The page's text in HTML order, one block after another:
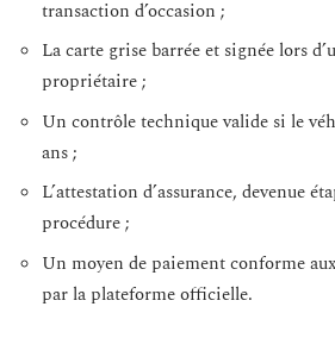
transaction d’occasion ;
La carte grise barrée et signée lors
propriétaire ;
Un contrôle technique valide si le
ans ;
L’attestation d’assurance, devenue
procédure ;
Un moyen de paiement conforme
par la plateforme officielle.